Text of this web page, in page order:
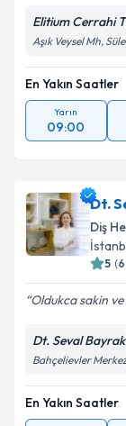
Elitium Cerrahi
Aşık Veysel Mh,
En Yakın Saatler
Yarın
09:00
Dt.
Diş
5 (6
Oldukca sakin
Dt. Seval
Bahçelievler
En Yakın Saatler